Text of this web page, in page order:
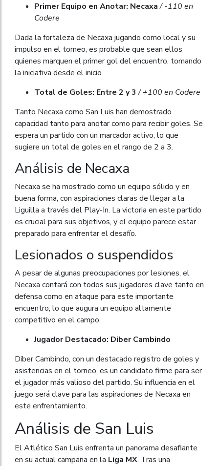
Primer Equipo en Anotar: Necaxa/ -110 en
Codere
Dada la fortaleza de Necaxa jugando como local y su
impulso en el torneo, es probable que sean ellos
quienes marquen el primer gol del encuentro, tomando
la iniciativa desde el inicio.
Total de Goles: Entre 2 y 3/ +100 en Codere
Tanto Necaxa como San Luis han demostrado
capacidad tanto para anotar como para recibir goles. Se
espera un partido con un marcador activo, lo que
sugiere un total de goles en el rango de 2 a 3.
Análisis de Necaxa
Necaxa se ha mostrado como un equipo sólido y en
buena forma, con aspiraciones claras de llegar a la
Liguilla a través del Play-In. La victoria en este partido
es crucial para sus objetivos, y el equipo parece estar
preparado para enfrentar el desafío.
Lesionados o suspendidos
A pesar de algunas preocupaciones por lesiones, el
Necaxa contará con todos sus jugadores clave tanto en
defensa como en ataque para este importante
encuentro, lo que augura un equipo altamente
competitivo en el campo.
Jugador Destacado: Diber Cambindo
Diber Cambindo, con un destacado registro de goles y
asistencias en el torneo, es un candidato firme para ser
el jugador más valioso del partido. Su influencia en el
juego será clave para las aspiraciones de Necaxa en
este enfrentamiento.
Análisis de San Luis
El Atlético San Luis enfrenta un panorama desafiante
en su actual campaña en la Liga MX. Tras una